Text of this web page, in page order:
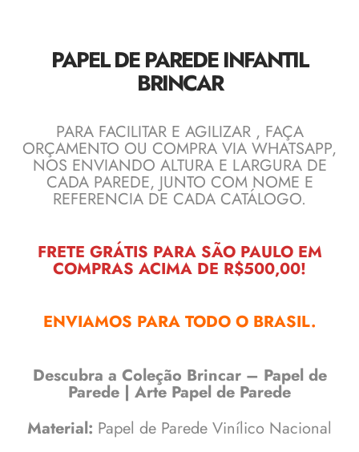
PAPEL DE PAREDE INFANTIL
BRINCAR
PARA FACILITAR E AGILIZAR , FAÇA
ORÇAMENTO OU COMPRA VIA WHATSAPP,
NOS ENVIANDO ALTURA E LARGURA DE
CADA PAREDE, JUNTO COM NOME E
REFERENCIA DE CADA CATÁLOGO.
FRETE GRÁTIS PARA SÃO PAULO EM
COMPRAS ACIMA DE R$500,00!
ENVIAMOS PARA TODO O BRASIL.
Descubra a Coleção Brincar – Papel de
Parede | Arte Papel de Parede
Material: Papel de Parede Vinílico Nacional